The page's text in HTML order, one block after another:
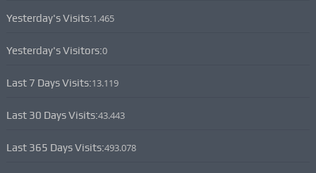
Yesterday's Visits:1.465
Yesterday's Visitors:0
Last 7 Days Visits:13.119
Last 30 Days Visits:43.443
Last 365 Days Visits:493.078